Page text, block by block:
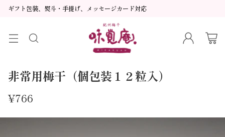
ギフト包装、熨斗・手提げ、メッセージカード対応
非常用梅干（個包装１２粒入）
通
常
¥766